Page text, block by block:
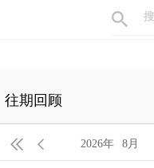
往期回顾
  2026年 8月